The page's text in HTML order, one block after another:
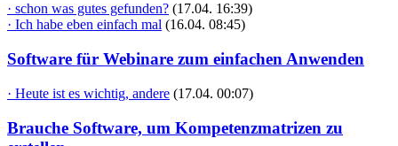
· schon was gutes gefunden? (17.04. 16:39)
· Ich habe eben einfach mal (16.04. 08:45)
Software für Webinare zum einfachen Anwenden
· Heute ist es wichtig, andere (17.04. 00:07)
Brauche Software, um Kompetenzmatrizen zu